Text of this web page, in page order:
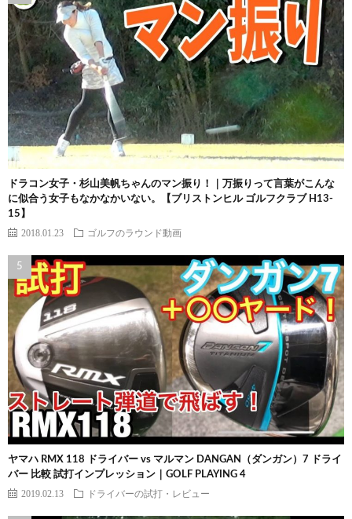
ドラコン女子・杉山美帆ちゃんのマン振り！｜万振りって言葉がこんな
に似合う女子もなかなかいない。【ブリストンヒル ゴルフクラブ H13-
15】
2018.01.23 ゴルフのラウンド動画
ヤマハ RMX 118 ドライバー vs マルマン DANGAN（ダンガン）7 ドライ
バー 比較 試打インプレッション｜GOLF PLAYING 4
2019.02.13 ドライバーの試打・レビュー